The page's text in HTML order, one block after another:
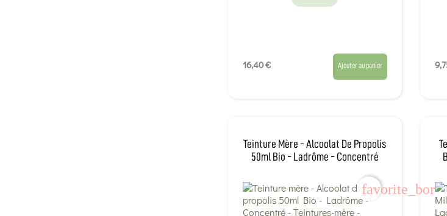
16,40 € Ajouter au panier
Teinture Mère - Alcoolat De Propolis
50ml Bio - Ladrôme - Concentré